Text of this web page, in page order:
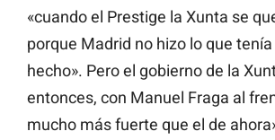
«cuando el Prestige la Xunta se
porque Madrid no hizo lo que
hecho». Pero el gobierno de la
entonces, con Manuel Fraga al
mucho más fuerte que el de